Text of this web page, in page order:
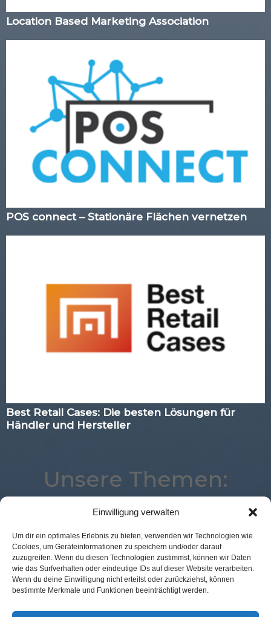
Einwilligung verwalten
Um dir ein optimales Erlebnis zu bieten, verwenden wir Technologien wie
Cookies, um Geräteinformationen zu speichern und/oder darauf
zuzugreifen. Wenn du diesen Technologien zustimmst, können wir Daten
wie das Surfverhalten oder eindeutige IDs auf dieser Website verarbeiten.
Wenn du deine Einwilligung nicht erteilst oder zurückziehst, können
bestimmte Merkmale und Funktionen beeinträchtigt werden.
Location Based Marketing Association
POS connect – Stationäre Flächen vernetzen
Best Retail Cases: Die besten Lösungen für
Händler und Hersteller
Unsere Themen:
Studie Corona Mobile Payment
Commerce
Advertising
Best Retail Cases
POS Connect
Expertenwissen
eCommerce
Digital
Augmented Reality
Analytics
Location